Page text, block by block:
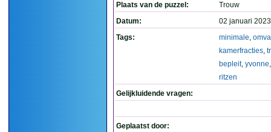
Plaats van de puzzel:
Trouw
Datum:
02 januari
Tags:
minimale,
kamerfracties,
bepleit, yvonne
ritzen
Gelijkluidende vragen:
Geplaatst door: